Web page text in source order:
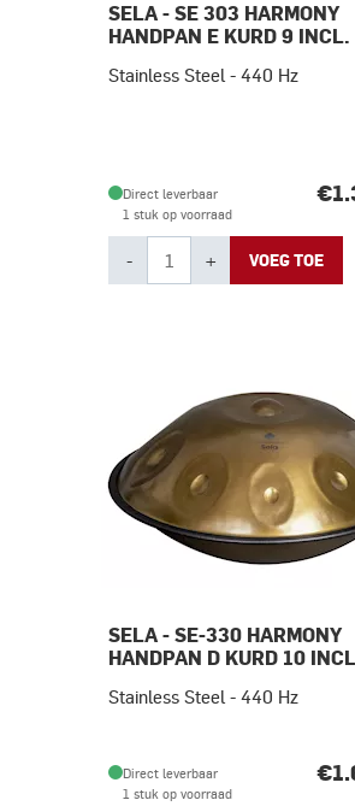
SELA - SE 303 HARMONY
HANDPAN E KURD 9 INCL.
Stainless Steel - 440 Hz
Direct leverbaar
1 stuk op voorraad
- + VOEG TOE
SELA - SE-330 HARMONY
HANDPAN D KURD 10
Stainless Steel - 440 Hz
Direct leverbaar
1 stuk op voorraad